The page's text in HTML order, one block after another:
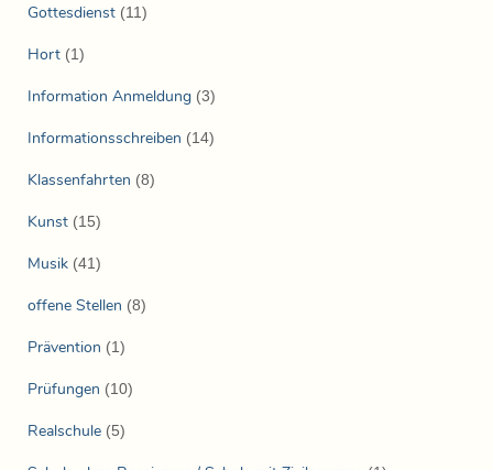
Gottesdienst (11)
Hort (1)
Information Anmeldung (3)
Informationsschreiben (14)
Klassenfahrten (8)
Kunst (15)
Musik (41)
offene Stellen (8)
Prävention (1)
Prüfungen (10)
Realschule (5)